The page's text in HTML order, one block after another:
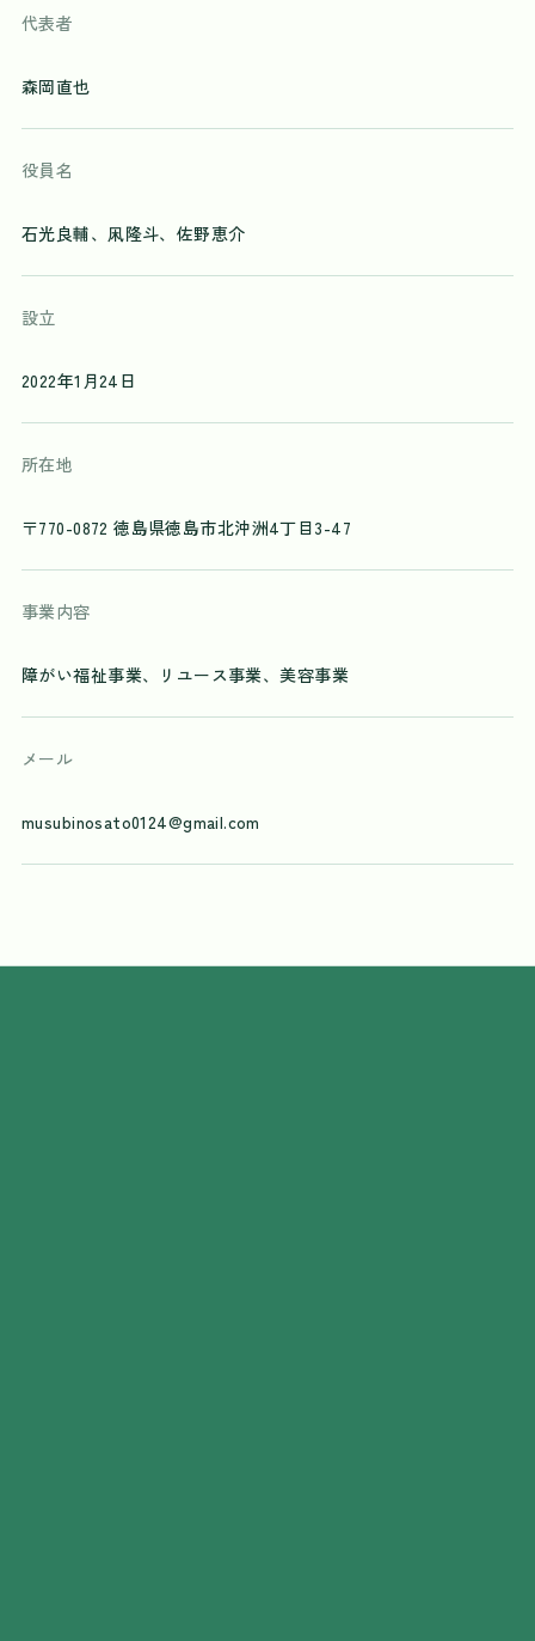
代表者
森岡直也
役員名
石光良輔、凩隆斗、佐野恵介
設立
2022年1月24日
所在地
〒770-0872 徳島県徳島市北沖洲4丁目3-47
事業内容
障がい福祉事業、リユース事業、美容事業
メール
musubinosato0124@gmail.com